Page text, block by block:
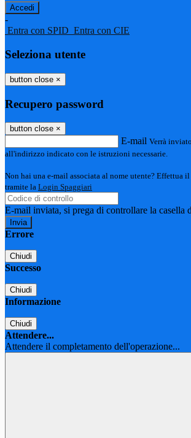
-
Entra con SPID Entra con CIE
Seleziona utente
button close ×
Recupero password
button close ×
E-mail Verrà
all'indirizzo indicato con le istruzioni necessarie.
Non hai una e-mail associata al nome utente? Effettua
tramite la Login Spaggiari
E-mail inviata, si prega di controllare la casella
Errore
Chiudi
Successo
Chiudi
Informazione
Chiudi
Attendere...
Attendere il completamento dell'operazione...